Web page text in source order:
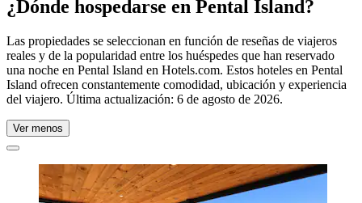
¿Dónde hospedarse en Pental Island?
Las propiedades se seleccionan en función de reseñas de viajeros
reales y de la popularidad entre los huéspedes que han reservado
una noche en Pental Island en Hotels.com. Estos hoteles en Pental
Island ofrecen constantemente comodidad, ubicación y experiencia
del viajero. Última actualización: 6 de agosto de 2026.
Ver menos